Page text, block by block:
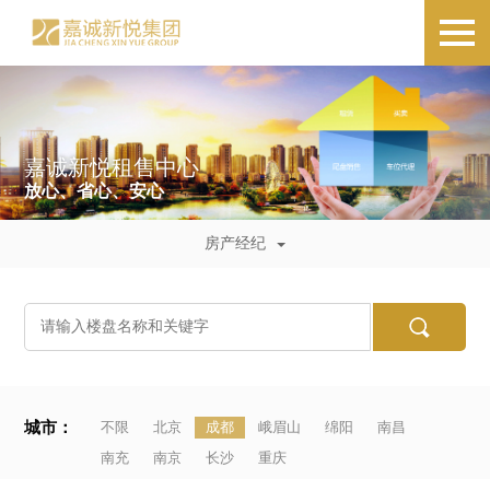
嘉诚新悦租售中心
放心、省心、安心
房产经纪
城市： 不限 北京 成都 峨眉山 绵阳
南昌
南充
南京 长沙 重庆